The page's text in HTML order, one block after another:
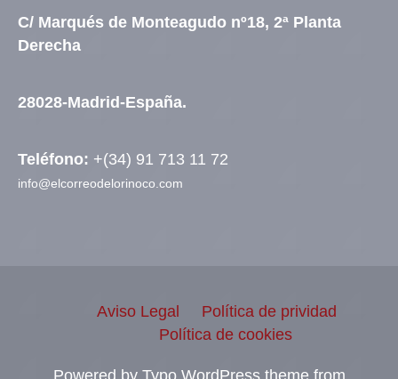
C/ Marqués de Monteagudo nº18, 2ª Planta
Derecha
28028-Madrid-España.
Teléfono: +(34) 91 713 11 72
info@elcorreodelorinoco.com
Aviso Legal
Política de prividad
Política de cookies